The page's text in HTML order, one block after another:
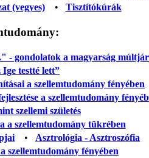
(vegyes)• Tisztítókúrák
- gondolatok a magyarság
Ige testté lett”
a szellemtudomány fényében
a szellemtudomány
szellemi születés
a szellemtudomány tükrében
• Asztrológia - Asztroszófia
szellemtudomány fényében